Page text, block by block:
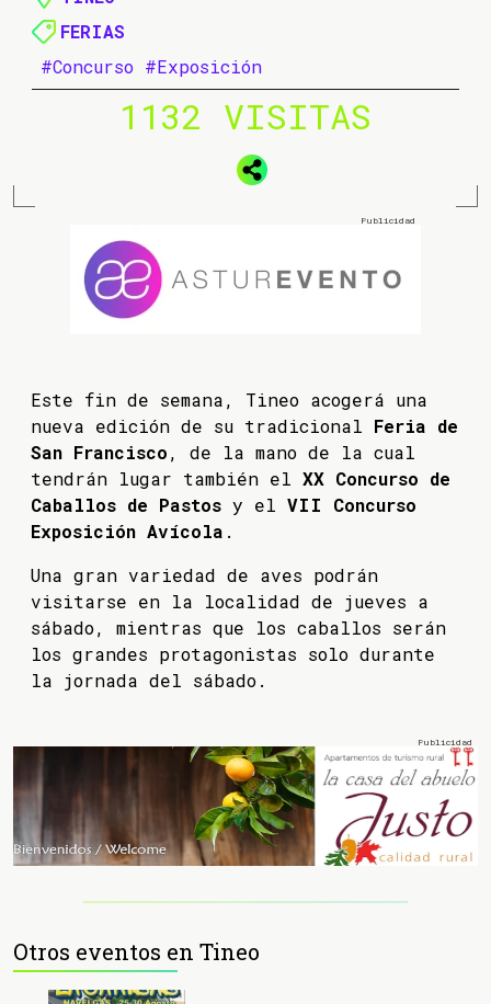
FERIAS
#Concurso #Exposición
1132 VISITAS
Este fin de semana, Tineo acogerá una
nueva edición de su tradicional Feria de
San Francisco, de la mano de la cual
tendrán lugar también el XX Concurso de
Caballos de Pastos y el VII Concurso
Exposición Avícola .
Una gran variedad de aves podrán
visitarse en la localidad de jueves a
sábado, mientras que los caballos serán
los grandes protagonistas solo durante
la jornada del sábado.
Otros eventos en Tineo